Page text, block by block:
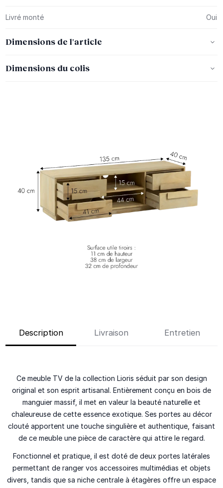
Livré monté Oui
Dimensions de l'article
Dimensions du colis
Description Livraison Entretien
Ce meuble TV de la collection Lioris séduit par son design
original et son esprit artisanal. Entièrement conçu en bois de
manguier massif, il met en valeur la beauté naturelle et
chaleureuse de cette essence exotique. Ses portes au décor
clouté apportent une touche singulière et authentique, faisant
de ce meuble une pièce de caractère qui attire le regard.
Fonctionnel et pratique, il est doté de deux portes latérales
permettant de ranger vos accessoires multimédias et objets
divers, tandis que sa niche centrale à étagères offre un espace